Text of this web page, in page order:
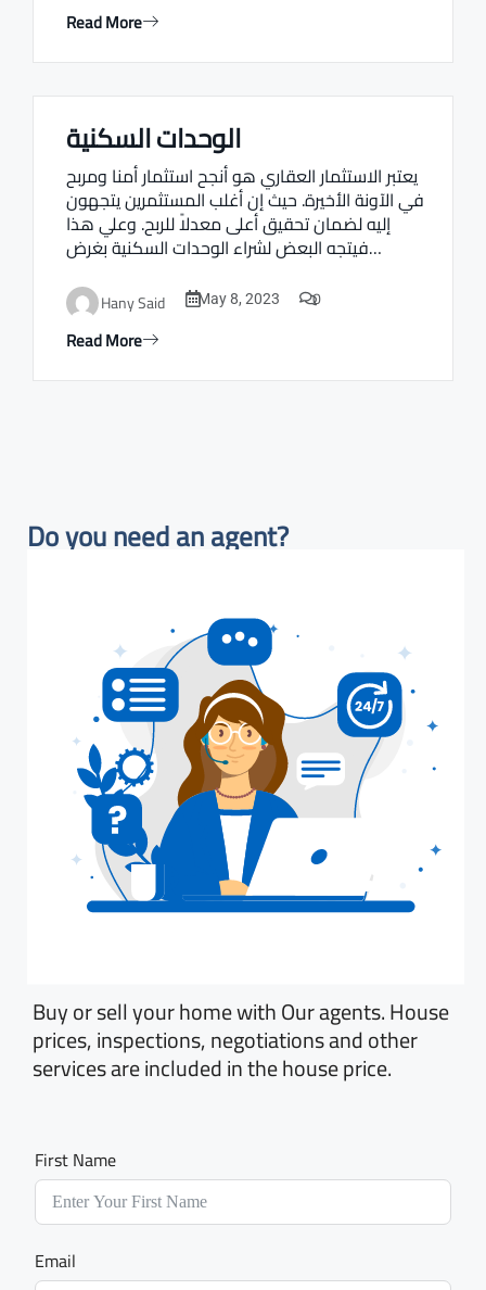
Read More
Real estate Estate ville
الوحدات السكنية
يعتبر الاستثمار العقاري هو أنجح استثمار أمنا ومربح
في الآونة الأخيرة. حيث إن أغلب المستثمرين يتجهون
إليه لضمان تحقيق أعلى معدلاً للربح. وعلي هذا
فيتجه البعض لشراء الوحدات السكنية بغرض…
Hany Said May 8, 2023 0
Read More
Do you need an agent?​
Buy or sell your home with Our agents. House
prices, inspections, negotiations and other
services are included in the house price.
First Name
Email